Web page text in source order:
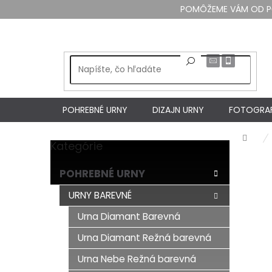
na
POMÔŽEME VÁM OD
POHREBNÉ URNY DIZAJN URNY
B
č
Preskočiť
kategórie
Kategórie
POHREBNÉ URNY
URNY BAREVNÉ
Urna Diamant Barevná
Urna Diamant Režná barevná
Urna Nebe Režná barevná